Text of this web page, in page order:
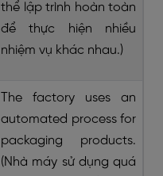
thể lập trình hoàn toàn
để thực hiện nhiều
nhiệm vụ khác nhau.)
The factory uses an
automated process for
packaging products.
(Nhà máy sử dụng quá